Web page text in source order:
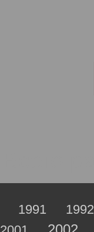
1991 1992